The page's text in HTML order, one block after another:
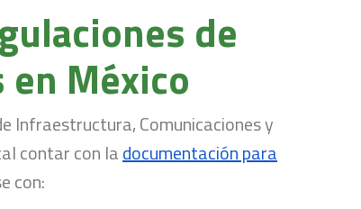
de
México
Infraestructura, Comunicaciones y
contar con ladocumentación para
con: